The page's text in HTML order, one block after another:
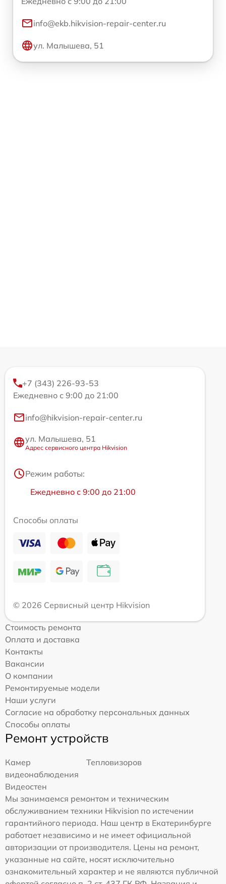
info@ekb.hikvision-repair-center.ru
ул. Малышева, 51
+7 (343) 226-93-53
Ежедневно с 9:00 до 21:00
info@hikvision-repair-center.ru
ул. Малышева, 51
Адрес сервисного центра Hikvision
Режим работы:
Ежедневно с 9:00 до 21:00
Способы оплаты
© 2026 Сервисный центр Hikvision
Стоимость ремонта
Оплата и доставка
Контакты
Вакансии
О компании
Ремонтируемые модели
Наши услуги
Согласие на обработку персональных данных
Способы оплаты
Ремонт устройств
Камер
видеонаблюдения
Тепловизоров
Видеостен
Мы занимаемся ремонтом и техническим
обслуживанием техники Hikvision по истечении
гарантийного периода. Наш центр в Екатеринбурге
работает независимо и не имеет официальной
авторизации от производителя. Цены на ремонт,
указанные на сайте, носят исключительно
ознакомительный характер и не являются публичной